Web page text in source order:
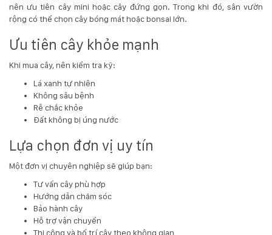
nên ưu tiên cây mini hoặc cây đứng gọn. Trong khi đó, sân vườn
rộng có thể chọn cây bóng mát hoặc bonsai lớn.
Ưu tiên cây khỏe mạnh
Khi mua cây, nên kiểm tra kỹ:
Lá xanh tự nhiên
Không sâu bệnh
Rễ chắc khỏe
Đất không bị úng nước
Lựa chọn đơn vị uy tín
Một đơn vị chuyên nghiệp sẽ giúp bạn:
Tư vấn cây phù hợp
Hướng dẫn chăm sóc
Bảo hành cây
Hỗ trợ vận chuyển
Thi công và bố trí cây theo không gian